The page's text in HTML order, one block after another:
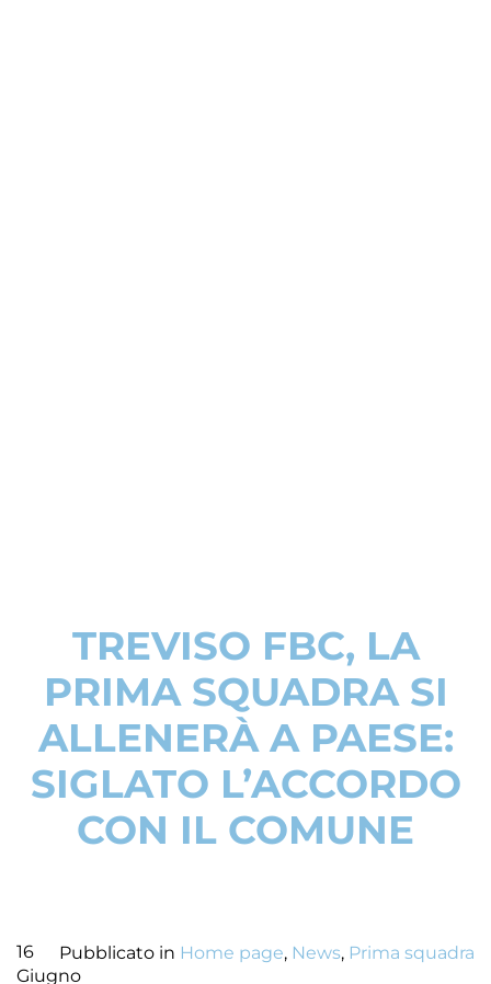
TREVISO FBC, LA
PRIMA SQUADRA SI
ALLENERÀ A PAESE:
SIGLATO L’ACCORDO
CON IL COMUNE
16
Giugno
Pubblicato in Home page, News, Prima squadra